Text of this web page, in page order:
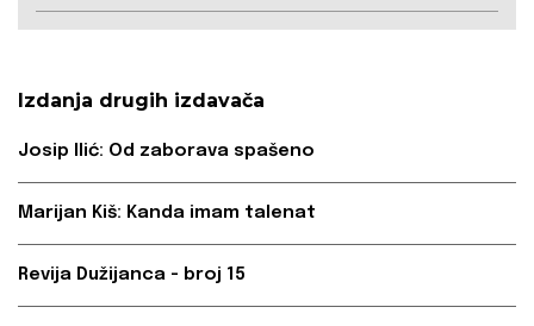
Izdanja drugih izdavača
Josip Ilić: Od zaborava spašeno
Marijan Kiš: Kanda imam talenat
Revija Dužijanca - broj 15